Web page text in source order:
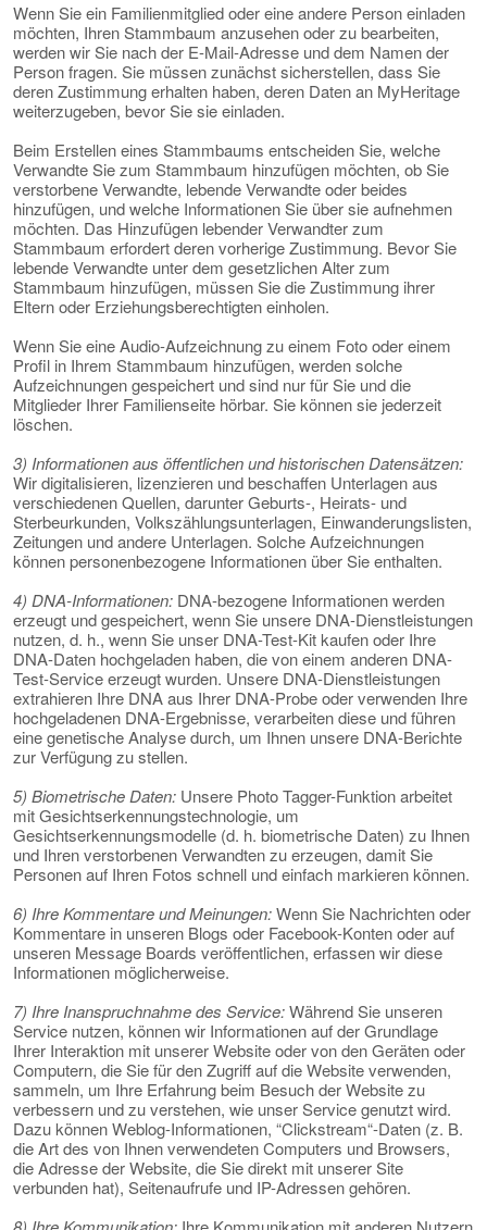
Wenn Sie ein Familienmitglied oder eine andere Person einladen
möchten, Ihren Stammbaum anzusehen oder zu bearbeiten,
werden wir Sie nach der E-Mail-Adresse und dem Namen der
Person fragen. Sie müssen zunächst sicherstellen, dass Sie
deren Zustimmung erhalten haben, deren Daten an MyHeritage
weiterzugeben, bevor Sie sie einladen.
Beim Erstellen eines Stammbaums entscheiden Sie, welche
Verwandte Sie zum Stammbaum hinzufügen möchten, ob Sie
verstorbene Verwandte, lebende Verwandte oder beides
hinzufügen, und welche Informationen Sie über sie aufnehmen
möchten. Das Hinzufügen lebender Verwandter zum
Stammbaum erfordert deren vorherige Zustimmung. Bevor Sie
lebende Verwandte unter dem gesetzlichen Alter zum
Stammbaum hinzufügen, müssen Sie die Zustimmung ihrer
Eltern oder Erziehungsberechtigten einholen.
Wenn Sie eine Audio-Aufzeichnung zu einem Foto oder einem
Profil in Ihrem Stammbaum hinzufügen, werden solche
Aufzeichnungen gespeichert und sind nur für Sie und die
Mitglieder Ihrer Familienseite hörbar. Sie können sie jederzeit
löschen.
3) Informationen aus öffentlichen und historischen Datensätzen:
Wir digitalisieren, lizenzieren und beschaffen Unterlagen aus
verschiedenen Quellen, darunter Geburts-, Heirats- und
Sterbeurkunden, Volkszählungsunterlagen, Einwanderungslisten,
Zeitungen und andere Unterlagen. Solche Aufzeichnungen
können personenbezogene Informationen über Sie enthalten.
4) DNA-Informationen: DNA-bezogene Informationen werden
erzeugt und gespeichert, wenn Sie unsere DNA-Dienstleistungen
nutzen, d. h., wenn Sie unser DNA-Test-Kit kaufen oder Ihre
DNA-Daten hochgeladen haben, die von einem anderen DNA-
Test-Service erzeugt wurden. Unsere DNA-Dienstleistungen
extrahieren Ihre DNA aus Ihrer DNA-Probe oder verwenden Ihre
hochgeladenen DNA-Ergebnisse, verarbeiten diese und führen
eine genetische Analyse durch, um Ihnen unsere DNA-Berichte
zur Verfügung zu stellen.
5) Biometrische Daten: Unsere Photo Tagger-Funktion arbeitet
mit Gesichtserkennungstechnologie, um
Gesichtserkennungsmodelle (d. h. biometrische Daten) zu Ihnen
und Ihren verstorbenen Verwandten zu erzeugen, damit Sie
Personen auf Ihren Fotos schnell und einfach markieren können.
6) Ihre Kommentare und Meinungen:Wenn Sie Nachrichten oder
Kommentare in unseren Blogs oder Facebook-Konten oder auf
unseren Message Boards veröffentlichen, erfassen wir diese
Informationen möglicherweise.
7) Ihre Inanspruchnahme des Service:Während Sie unseren
Service nutzen, können wir Informationen auf der Grundlage
Ihrer Interaktion mit unserer Website oder von den Geräten oder
Computern, die Sie für den Zugriff auf die Website verwenden,
sammeln, um Ihre Erfahrung beim Besuch der Website zu
verbessern und zu verstehen, wie unser Service genutzt wird.
Dazu können Weblog-Informationen, “Clickstream“-Daten (z. B.
die Art des von Ihnen verwendeten Computers und Browsers,
die Adresse der Website, die Sie direkt mit unserer Site
verbunden hat), Seitenaufrufe und IP-Adressen gehören.